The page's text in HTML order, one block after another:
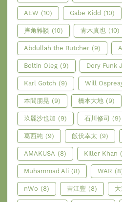
AEW (10) Gabe Kidd (10)
摔角雜談 (10) 青木真也 (10)
Abdullah the Butcher (9)
Boltin Oleg (9) Dory Funk
Karl Gotch (9) Will
本間朋晃 (9) 橋本大地 (9)
玖麗沙也加 (9) 石川修司 (9)
葛西純 (9) 飯伏幸太 (9)
AMAKUSA (8) Killer Khan
Muhammad Ali (8) WAR
nWo (8) 吉江豐 (8)